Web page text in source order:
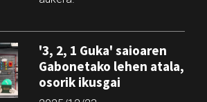
'3, 2, 1 Guka' saioaren
Gabonetako lehen atala,
osorik ikusgai